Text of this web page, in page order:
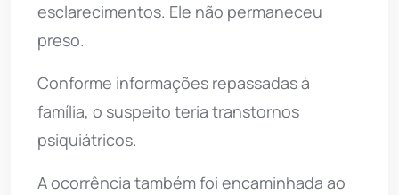
esclarecimentos. Ele não permaneceu
preso.
Conforme informações repassadas à
família, o suspeito teria transtornos
psiquiátricos.
A ocorrência também foi encaminhada ao